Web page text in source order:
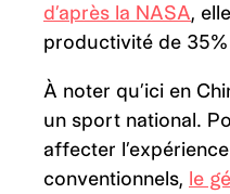
d’après la NASA,
productivité de 35%
À noter qu’ici en
un sport national.
affecter
conventionnels, le